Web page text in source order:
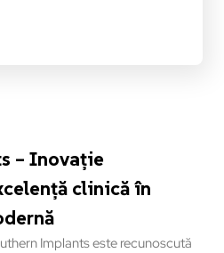
– Inovație
clinică în
Implants este recunoscută